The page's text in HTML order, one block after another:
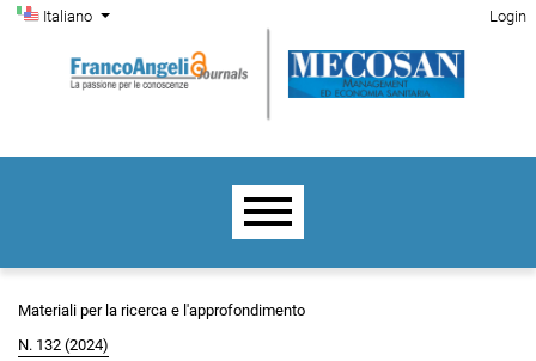
Salta al menu principale di navigazione
Salta al contenuto principale
Salta al piè di pagina del sito
Cambia la lingua. La lingua corrente è:
Italiano
Menu di amministrazione Login
Menu principale
Materiali per la ricerca e l'approfondimento
N. 132 (2024)